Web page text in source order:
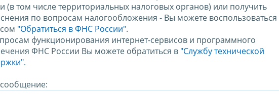
(в том числе территориальных налоговых органов) или получить
по вопросам налогообложения - Вы можете воспользоваться
"Обратиться в ФНС России".
функционирования интернет-сервисов и программного
ФНС России Вы можете обратиться в "Службу технической